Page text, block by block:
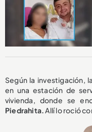
Según la investigación,
en una estación de
vivienda, donde se
Piedrahita.Allí lo roció